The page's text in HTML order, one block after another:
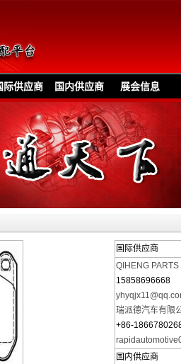
际供应商 国内供应商 展会信息
国际供应商
QIHENG
15858696668
瑞派德汽车有限
+86-
国内供应商